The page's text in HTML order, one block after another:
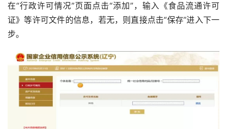
在“行政许可情况”页面点击“添加”，输入《食品流通许可
证》等许可文件的信息，若无，则直接点击“保存”进入下一
步。